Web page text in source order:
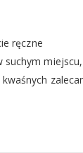
ręczne
suchym